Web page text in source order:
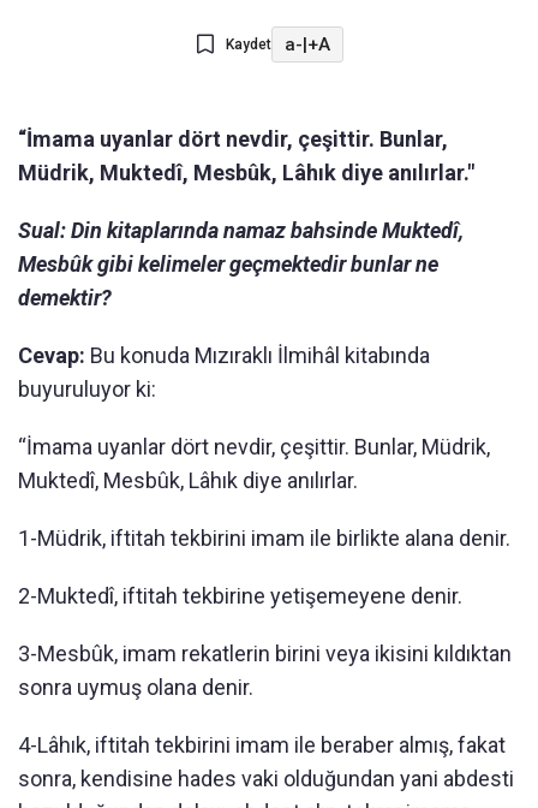
Kaydet a-|+A
“İmama uyanlar dört nevdir, çeşittir. Bunlar,
Müdrik, Muktedî, Mesbûk, Lâhık diye anılırlar."
Sual: Din kitaplarında namaz bahsinde Muktedî,
Mesbûk gibi kelimeler geçmektedir bunlar ne
demektir?
Cevap: Bu konuda Mızıraklı İlmihâl kitabında
buyuruluyor ki:
“İmama uyanlar dört nevdir, çeşittir. Bunlar, Müdrik,
Muktedî, Mesbûk, Lâhık diye anılırlar.
1-Müdrik, iftitah tekbirini imam ile birlikte alana denir.
2-Muktedî, iftitah tekbirine yetişemeyene denir.
3-Mesbûk, imam rekatlerin birini veya ikisini kıldıktan
sonra uymuş olana denir.
4-Lâhık, iftitah tekbirini imam ile beraber almış, fakat
sonra, kendisine hades vaki olduğundan yani abdesti